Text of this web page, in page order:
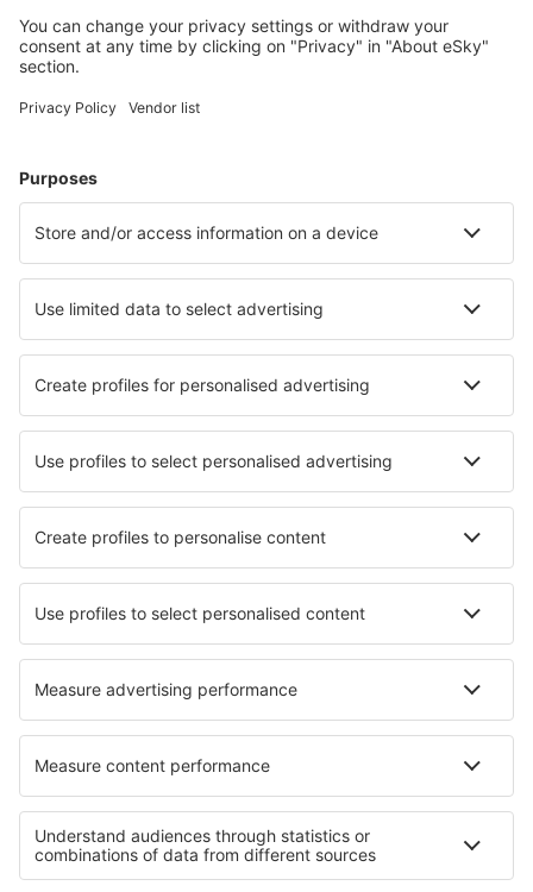
Pisa Galileo Galilei (PSA)
Reggio di Calabria Airport (REG)
Triest Ronchi dei Legionari (TRS)
Venice
Perugia San Franceso d'Assisi (PEG)
Lamezia Terme Sant'Eufemia (SUF)
Verona Valerio Catullo Villafranca (VRN)
Comiso Vincenzo Magliocco (CIY)